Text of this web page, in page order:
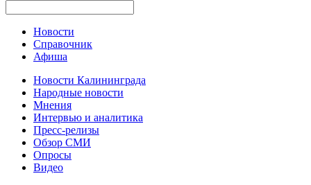
Новости
Справочник
Афиша
Новости Калининграда
Народные новости
Мнения
Интервью и аналитика
Пресс-релизы
Обзор СМИ
Опросы
Видео